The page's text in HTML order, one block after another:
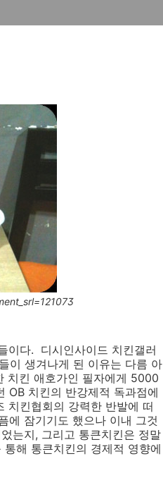
이다. 디시인사이드 치킨갤러
이 생겨나게 된 이유는 다름 아
치킨 애호가인 필자에게 5000
OB 치킨의 반강제적 독과점에
치킨협회의 강력한 반발에 떠
에 잠기기도 했으나 이내 그것
는지, 그리고 통큰치킨은 정말
해 통큰치킨의 경제적 영향에